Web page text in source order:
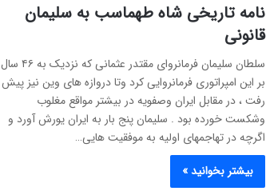
نامه تاریخی شاه طهماسب به سلیمان
قانونی
سلطان سلیمان فرمانروای مقتدر عثمانی که نزدیک به ۴۶ سال
بر این امپراتوری فرمانروایی کرد وتا دروازه های وین نیز پیش
رفت ، در مقابل ایران وصفویه در بیشتر مواقع مغلوب
وشکست خورده بود . سلیمان پنج بار به ایران یورش آورد و
اگرچه در تهاجمهای اولیه به موفقیت هایی…
بیشتر بخوانید »